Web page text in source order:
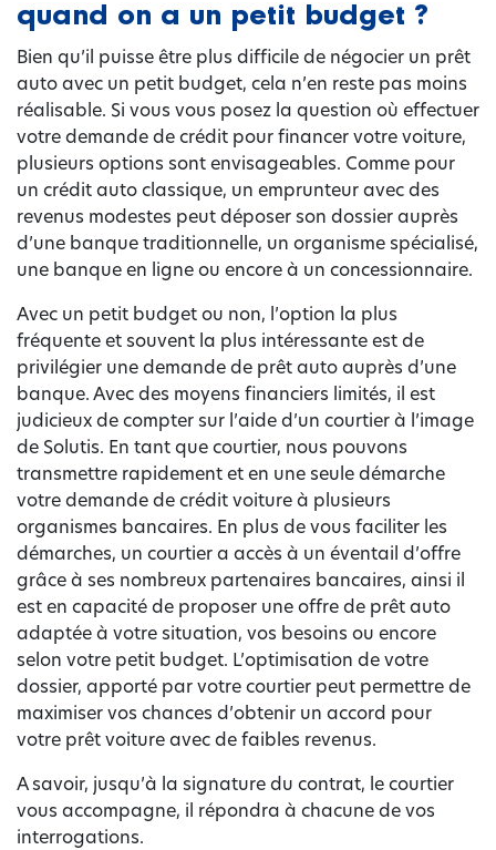
quand on a un petit budget ?
Bien qu’il puisse être plus difficile de négocier un prêt
auto avec un petit budget, cela n’en reste pas moins
réalisable. Si vous vous posez la question où effectuer
votre demande de crédit pour financer votre voiture,
plusieurs options sont envisageables. Comme pour
un crédit auto classique, un emprunteur avec des
revenus modestes peut déposer son dossier auprès
d’une banque traditionnelle, un organisme spécialisé,
une banque en ligne ou encore à un concessionnaire.
Avec un petit budget ou non, l’option la plus
fréquente et souvent la plus intéressante est de
privilégier une demande de prêt auto auprès d’une
banque. Avec des moyens financiers limités, il est
judicieux de compter sur l’aide d’un courtier à l’image
de Solutis. En tant que courtier, nous pouvons
transmettre rapidement et en une seule démarche
votre demande de crédit voiture à plusieurs
organismes bancaires. En plus de vous faciliter les
démarches, un courtier a accès à un éventail d’offre
grâce à ses nombreux partenaires bancaires, ainsi il
est en capacité de proposer une offre de prêt auto
adaptée à votre situation, vos besoins ou encore
selon votre petit budget. L’optimisation de votre
dossier, apporté par votre courtier peut permettre de
maximiser vos chances d’obtenir un accord pour
votre prêt voiture avec de faibles revenus.
A savoir, jusqu’à la signature du contrat, le courtier
vous accompagne, il répondra à chacune de vos
interrogations.